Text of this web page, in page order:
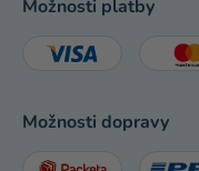
Možnosti platby
Možnosti dopravy